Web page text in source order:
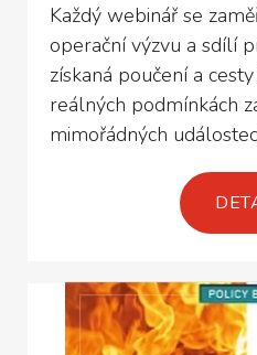
Každý webinář se
operační výzvu a sdílí
získaná poučení a
reálných podmínkách
mimořádných